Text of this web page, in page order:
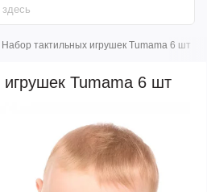
Набор тактильных игрушек Tumama 6 шт
Tumama 6 шт